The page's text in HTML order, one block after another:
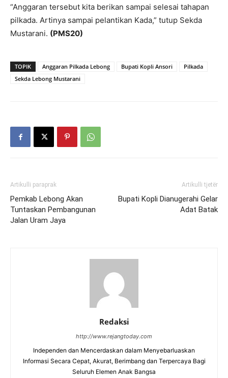
“Anggaran tersebut kita berikan sampai selesai tahapan
pilkada. Artinya sampai pelantikan Kada,” tutup Sekda
Mustarani. (PMS20)
TOPIK Anggaran Pilkada Lebong Bupati Kopli Ansori
Pilkada
Sekda Lebong Mustarani
Artikulli paraprak
Pemkab Lebong Akan
Tuntaskan Pembangunan
Jalan Uram Jaya
Artikulli tjetër
Bupati Kopli Dianugerahi Gelar
Adat Batak
Redaksi
http://www.rejangtoday.com
Independen dan Mencerdaskan dalam Menyebarluaskan
Informasi Secara Cepat, Akurat, Berimbang dan Terpercaya Bagi
Seluruh Elemen Anak Bangsa